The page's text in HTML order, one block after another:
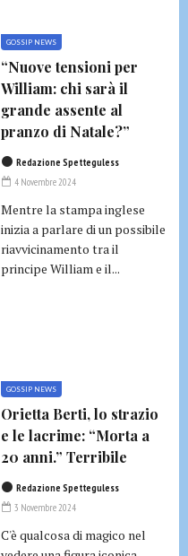
GOSSIP NEWS
“Nuove tensioni per
William: chi sarà il
grande assente al
pranzo di Natale?”
Redazione Spetteguless
4 Novembre 2024
Mentre la stampa inglese
inizia a parlare di un possibile
riavvicinamento tra il
principe William e il...
GOSSIP NEWS
Orietta Berti, lo strazio
e le lacrime: “Morta a
20 anni.” Terribile
Redazione Spetteguless
3 Novembre 2024
C'è qualcosa di magico nel